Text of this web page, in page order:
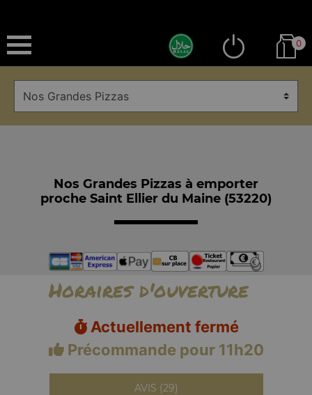
0
Nos Grandes Pizzas à emporter
proche Saint Ellier du Maine (53220)
Horaires d'ouverture
Actuellement fermé
Précommande pour 11h20
AVIS (29)